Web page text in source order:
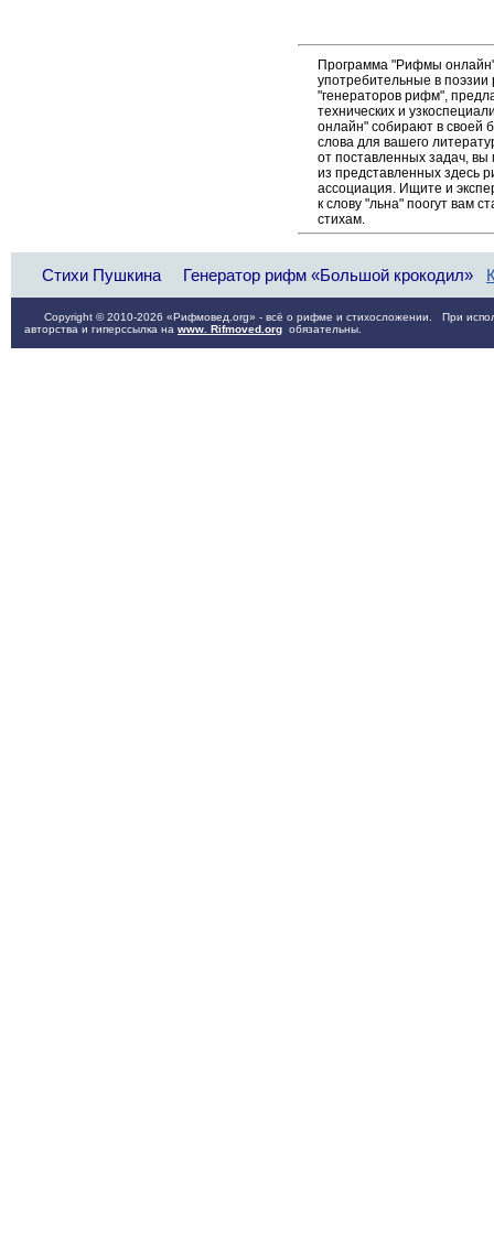
Программа "Рифмы
употребительные в
"генераторов рифм",
технических и
онлайн" собирают в своей
слова для вашего
от поставленных задач,
из представленных здесь
ассоциация. Ищите и
к слову "льна" поогут вам
стихам.
Стихи Пушкина Генератор рифм «Большой крокодил»
Copyright © 2010-2026 «Рифмовед.org» - всё о рифме и стихосложении. При
авторства и гиперссылка на www. Rifmoved.org обязательны.